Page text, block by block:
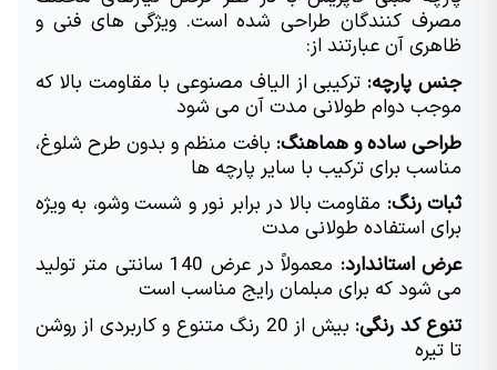
ظاهری آن عبارتند از:
جنس پارچه:
موجب دوام طولانی مدت آن می شود
طراحی ساده و هماهنگ:
مناسب برای ترکیب با سایر پارچه ها
ثبات رنگ:
برای استفاده طولانی مدت
عرض استاندارد:
می شود که برای مبلمان رایج مناسب است
تنوع کد رنگی:
تا تیره